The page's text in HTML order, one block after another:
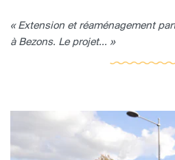
« Extension et réaménagement
à Bezons. Le projet... »